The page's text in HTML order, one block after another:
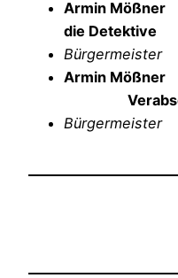
Armin Mößner
die Detektive
Bürgermeister
Armin
Bürgermeister